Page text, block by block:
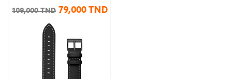
109,000 TND 79,000 TND